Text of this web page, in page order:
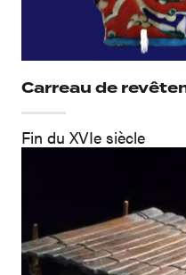
Carreau de
Fin du XVIe siècle